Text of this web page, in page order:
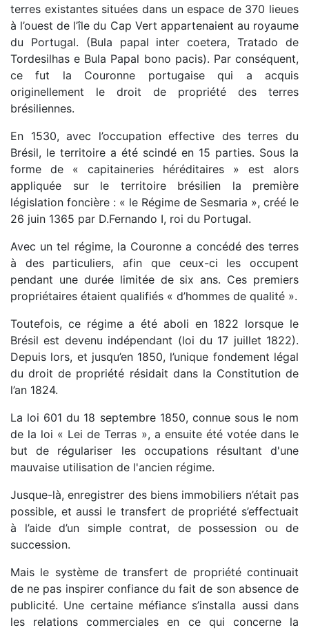
terres existantes situées dans un espace de 370 lieues
à l’ouest de l’île du Cap Vert appartenaient au royaume
du Portugal. (Bula papal inter coetera, Tratado de
Tordesilhas e Bula Papal bono pacis). Par conséquent,
ce fut la Couronne portugaise qui a acquis
originellement le droit de propriété des terres
brésiliennes.
En 1530, avec l’occupation effective des terres du
Brésil, le territoire a été scindé en 15 parties. Sous la
forme de « capitaineries héréditaires » est alors
appliquée sur le territoire brésilien la première
législation foncière : « le Régime de Sesmaria », créé le
26 juin 1365 par D.Fernando I, roi du Portugal.
Avec un tel régime, la Couronne a concédé des terres
à des particuliers, afin que ceux-ci les occupent
pendant une durée limitée de six ans. Ces premiers
propriétaires étaient qualifiés « d’hommes de qualité ».
Toutefois, ce régime a été aboli en 1822 lorsque le
Brésil est devenu indépendant (loi du 17 juillet 1822).
Depuis lors, et jusqu’en 1850, l’unique fondement légal
du droit de propriété résidait dans la Constitution de
l’an 1824.
La loi 601 du 18 septembre 1850, connue sous le nom
de la loi « Lei de Terras », a ensuite été votée dans le
but de régulariser les occupations résultant d'une
mauvaise utilisation de l'ancien régime.
Jusque-là, enregistrer des biens immobiliers n’était pas
possible, et aussi le transfert de propriété s’effectuait
à l’aide d’un simple contrat, de possession ou de
succession.
Mais le système de transfert de propriété continuait
de ne pas inspirer confiance du fait de son absence de
publicité. Une certaine méfiance s’installa aussi dans
les relations commerciales en ce qui concerne la